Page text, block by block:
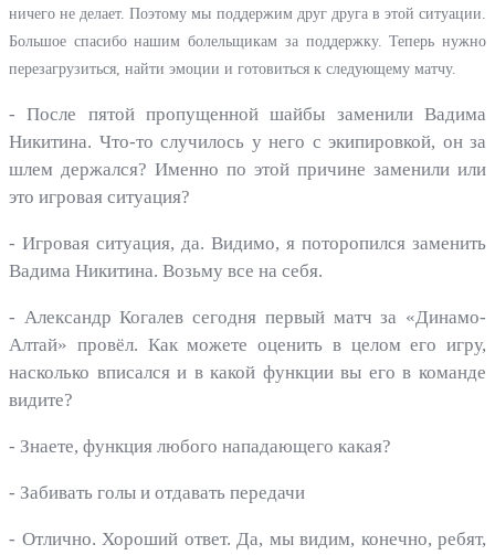
ничего не делает. Поэтому мы поддержим друг друга в этой ситуации.
Большое спасибо нашим болельщикам за поддержку. Теперь нужно
перезагрузиться, найти эмоции и готовиться к следующему матчу.
- После пятой пропущенной шайбы заменили Вадима
Никитина. Что-то случилось у него с экипировкой, он за
шлем держался? Именно по этой причине заменили или
это игровая ситуация?
- Игровая ситуация, да. Видимо, я поторопился заменить
Вадима Никитина. Возьму все на себя.
- Александр Когалев сегодня первый матч за «Динамо-
Алтай» провёл. Как можете оценить в целом его игру,
насколько вписался и в какой функции вы его в команде
видите?
- Знаете, функция любого нападающего какая?
- Забивать голы и отдавать передачи
- Отлично. Хороший ответ. Да, мы видим, конечно, ребят,